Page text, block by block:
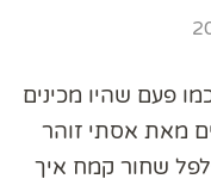
פעם שהיו מכינים
מאת אסתי זוהר
שחור קמח איך